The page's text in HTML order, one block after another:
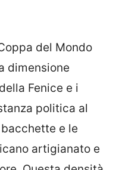
del Mondo
dimensione
Fenice e i
politica al
e le
artigianato e